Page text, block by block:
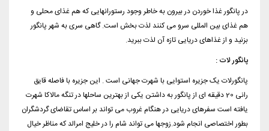
در پانگور غذا خوردن در بیرون به خاطر وجود رستورانهایی که هم غذای محلی و
هم غذای بین المللی سرو می کنند لذت بخش است. گاهی سری به شهر پانگور
بزنید و از غذاهای دریایی تازه آن لذت ببرید.
پانگور لات :
پانگورلات یک جزیره استوایی با شهرت جهانی است . این جزیره با فاصله قایق
رانی 20 دقیقه ای از پانگور به داشتن یکی از بهترین ساحلها در تنگه مالاکا شهرت
یافته است سفرهای دریایی در هنگام غروب می تواند بر اساس تقاضای گردشگران
بطور اختصاصی انجام شود.زوجها می تواند شام را در خلیج امرالد که مناظر خیال